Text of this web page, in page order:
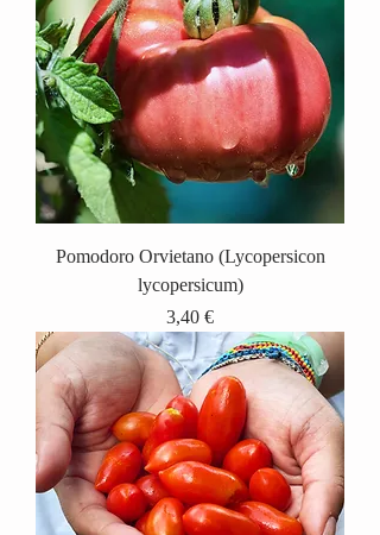
Pomodoro Orvietano (Lycopersicon
lycopersicum)
Prix
3,40 €